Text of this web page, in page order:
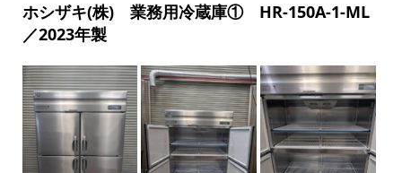
ホシザキ(株) 業務用冷蔵庫① HR-150A-1-ML
／2023年製